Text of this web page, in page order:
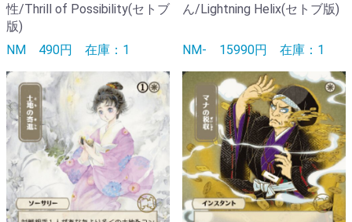
性/Thrill of Possibility(セトブ
版)
NM 490円 在庫：1
ん/Lightning Helix(セトブ版)
NM- 15990円 在庫：1